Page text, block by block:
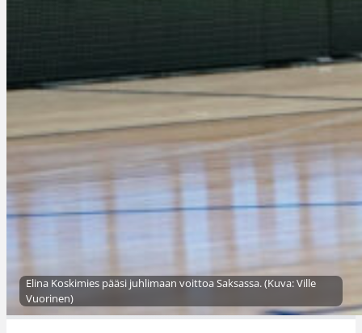
Elina Koskimies pääsi juhlimaan voittoa Saksassa. (Kuva: Ville
Vuorinen)